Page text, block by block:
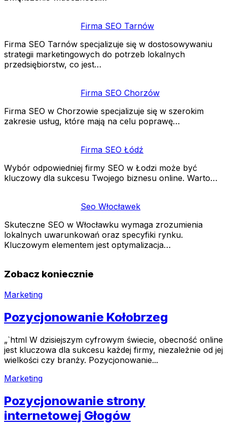
Firma SEO Tarnów
Firma SEO Tarnów specjalizuje się w dostosowywaniu
strategii marketingowych do potrzeb lokalnych
przedsiębiorstw, co jest…
Firma SEO Chorzów
Firma SEO w Chorzowie specjalizuje się w szerokim
zakresie usług, które mają na celu poprawę…
Firma SEO Łódź
Wybór odpowiedniej firmy SEO w Łodzi może być
kluczowy dla sukcesu Twojego biznesu online. Warto…
Seo Włocławek
Skuteczne SEO w Włocławku wymaga zrozumienia
lokalnych uwarunkowań oraz specyfiki rynku.
Kluczowym elementem jest optymalizacja…
Zobacz koniecznie
Marketing
Pozycjonowanie Kołobrzeg
„`html W dzisiejszym cyfrowym świecie, obecność online
jest kluczowa dla sukcesu każdej firmy, niezależnie od jej
wielkości czy branży. Pozycjonowanie...
Marketing
Pozycjonowanie strony
internetowej Głogów